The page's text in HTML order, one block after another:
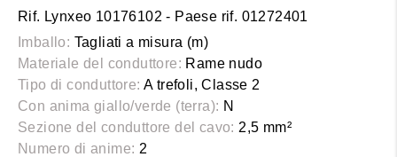
Rif. Lynxeo 10176102 - Paese rif. 01272401
Imballo: Tagliati a misura (m)
Materiale del conduttore: Rame nudo
Tipo di conduttore: A trefoli, Classe 2
Con anima giallo/verde (terra): N
Sezione del conduttore del cavo: 2,5 mm²
Numero di anime: 2